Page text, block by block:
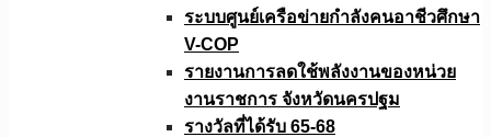
ระบบศูนย์เครือข่ายกำลังคนอาชีวศึกษา
V-COP
รายงานการลดใช้พลังงานของหน่วย
งานราชการ จังหวัดนครปฐม
รางวัลที่ได้รับ 65-68